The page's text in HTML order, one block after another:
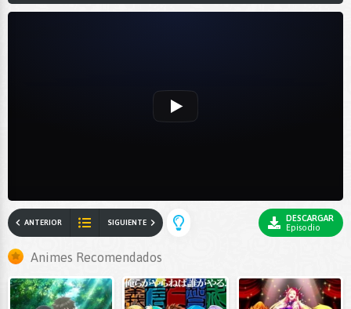
ANTERIOR SIGUIENTE
DESCARGAR
Episodio
Animes Recomendados